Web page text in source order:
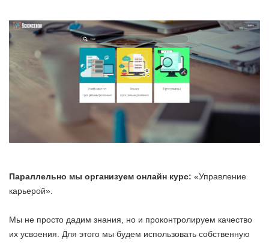
Параллельно мы организуем онлайн курс: «Управление
карьерой».
Мы не просто дадим знания, но и проконтролируем качество
их усвоения. Для этого мы будем использовать собственную